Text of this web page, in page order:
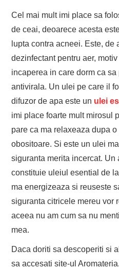
Cel mai mult imi place sa
de ceai, deoarece acesta
lupta contra acneei. Este, de
dezinfectant pentru aer,
incaperea in care dorm ca
antivirala. Un ulei pe care il
difuzor de apa este un ulei
imi place foarte mult mirosul
pare ca ma relaxeaza dupa
obositoare. Si este un ulei
siguranta merita incercat. Un
constituie uleiul esential de
ma energizeaza si reuseste
siguranta citricele mereu vor
aceea nu am cum sa nu
mea.
Daca doriti sa descoperiti si
sa accesati site-ul